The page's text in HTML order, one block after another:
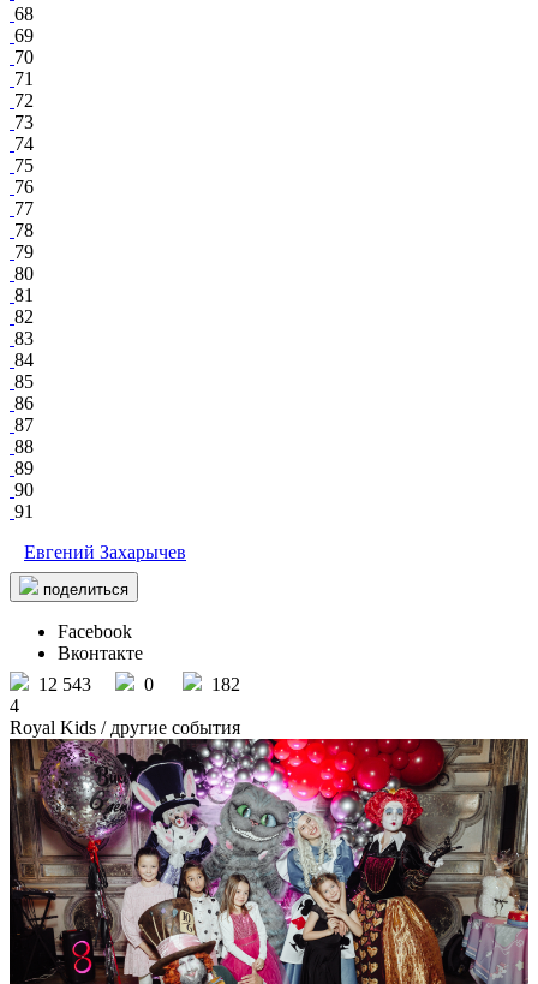
68
69
70
71
72
73
74
75
76
77
78
79
80
81
82
83
84
85
86
87
88
89
90
91
Евгений Захарычев
поделиться
Facebook
Вконтакте
12 543
0
182
4
Royal Kids / другие события